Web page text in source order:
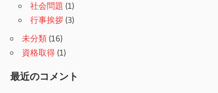
社会問題 (1)
行事挨拶 (3)
未分類 (16)
資格取得 (1)
最近のコメント